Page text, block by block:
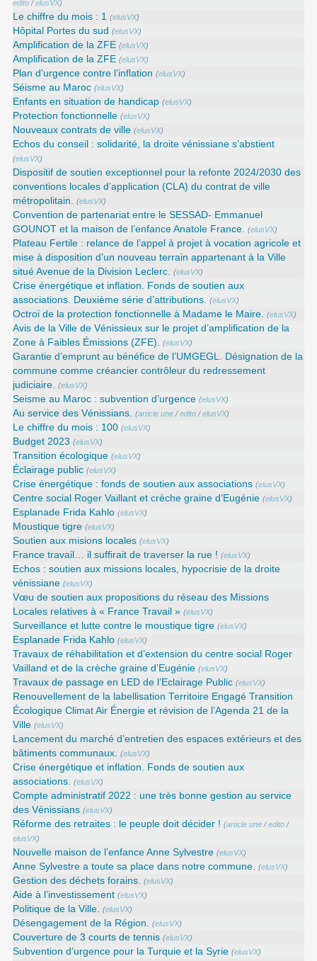
edito /elusVX)
Le chiffre du mois : 1 (elusVX)
Hôpital Portes du sud (elusVX)
Amplification de la ZFE (elusVX)
Amplification de la ZFE (elusVX)
Plan d’urgence contre l’inflation (elusVX)
Séisme au Maroc (elusVX)
Enfants en situation de handicap (elusVX)
Protection fonctionnelle (elusVX)
Nouveaux contrats de ville (elusVX)
Echos du conseil : solidarité, la droite vénissiane s’abstient
(elusVX)
Dispositif de soutien exceptionnel pour la refonte 2024/2030 des
conventions locales d’application (CLA) du contrat de ville
métropolitain. (elusVX)
Convention de partenariat entre le SESSAD- Emmanuel
GOUNOT et la maison de l’enfance Anatole France. (elusVX)
Plateau Fertile : relance de l’appel à projet à vocation agricole et
mise à disposition d’un nouveau terrain appartenant à la Ville
situé Avenue de la Division Leclerc. (elusVX)
Crise énergétique et inflation. Fonds de soutien aux
associations. Deuxième série d’attributions. (elusVX)
Octroi de la protection fonctionnelle à Madame le Maire. (elusVX)
Avis de la Ville de Vénissieux sur le projet d’amplification de la
Zone à Faibles Émissions (ZFE). (elusVX)
Garantie d’emprunt au bénéfice de l’UMGEGL. Désignation de la
commune comme créancier contrôleur du redressement
judiciaire. (elusVX)
Seisme au Maroc : subvention d’urgence (elusVX)
Au service des Vénissians. (article une /edito /elusVX)
Le chiffre du mois : 100 (elusVX)
Budget 2023 (elusVX)
Transition écologique (elusVX)
Éclairage public (elusVX)
Crise énergétique : fonds de soutien aux associations (elusVX)
Centre social Roger Vaillant et crèche graine d’Eugénie (elusVX)
Esplanade Frida Kahlo (elusVX)
Moustique tigre (elusVX)
Soutien aux misions locales (elusVX)
France travail… il suffirait de traverser la rue ! (elusVX)
Echos : soutien aux missions locales, hypocrisie de la droite
vénissiane (elusVX)
Vœu de soutien aux propositions du réseau des Missions
Locales relatives à « France Travail » (elusVX)
Surveillance et lutte contre le moustique tigre (elusVX)
Esplanade Frida Kahlo (elusVX)
Travaux de réhabilitation et d’extension du centre social Roger
Vailland et de la crèche graine d’Eugénie (elusVX)
Travaux de passage en LED de l’Eclairage Public (elusVX)
Renouvellement de la labellisation Territoire Engagé Transition
Écologique Climat Air Énergie et révision de l’Agenda 21 de la
Ville (elusVX)
Lancement du marché d’entretien des espaces extérieurs et des
bâtiments communaux. (elusVX)
Crise énergétique et inflation. Fonds de soutien aux
associations. (elusVX)
Compte administratif 2022 : une très bonne gestion au service
des Vénissians (elusVX)
Réforme des retraites : le peuple doit décider ! (article une /edito /
elusVX)
Nouvelle maison de l’enfance Anne Sylvestre (elusVX)
Anne Sylvestre a toute sa place dans notre commune. (elusVX)
Gestion des déchets forains. (elusVX)
Aide à l’investissement (elusVX)
Politique de la Ville. (elusVX)
Désengagement de la Région. (elusVX)
Couverture de 3 courts de tennis (elusVX)
Subvention d’urgence pour la Turquie et la Syrie (elusVX)